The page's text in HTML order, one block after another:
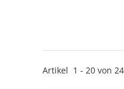
Artikel 1 - 20von 24